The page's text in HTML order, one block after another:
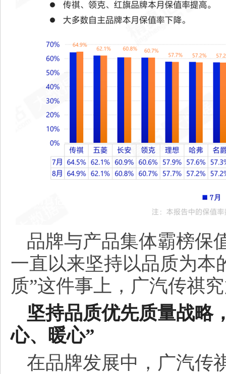
品牌与产品集体霸榜保
一直以来坚持以品质为本
质”这件事上，广汽传祺
坚持品质优先质量战略
心、暖心”
在品牌发展中，广汽传